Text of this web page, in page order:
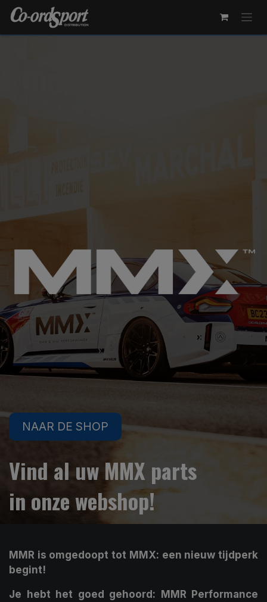
Overslaan naar inhoud
NAAR DE SHOP
Vind al uw MMX parts
in onze webshop!
MMR is omgedoopt tot MMX: een nieuw tijdperk
begint!
Je hebt het goed gehoord: MMR Performance